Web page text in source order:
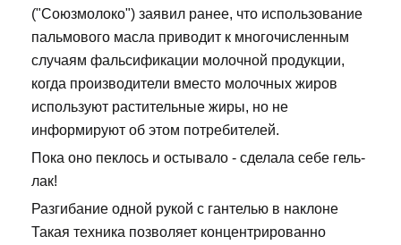
("Союзмолоко") заявил ранее, что использование
пальмового масла приводит к многочисленным
случаям фальсификации молочной продукции,
когда производители вместо молочных жиров
используют растительные жиры, но не
информируют об этом потребителей.
Пока оно пеклось и остывало - сделала себе гель-
лак!
Разгибание одной рукой с гантелью в наклоне
Такая техника позволяет концентрированно